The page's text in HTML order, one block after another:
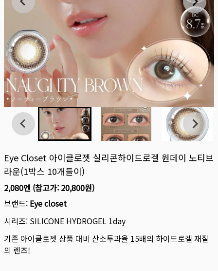
Eye Closet 아이클로젯 실리콘하이드로겔 원데이 노티브
라운(1박스 10개들이)
2,080엔 (참고가: 20,800원)
브랜드: Eye closet
시리즈: SILICONE HYDROGEL 1day
기존 아이클로젯 상품 대비 산소투과율 15배의 하이드로겔 재질
의 렌즈!